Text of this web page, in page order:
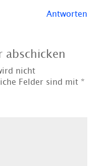
Antworten
abschicken
nicht
Felder sind mit *